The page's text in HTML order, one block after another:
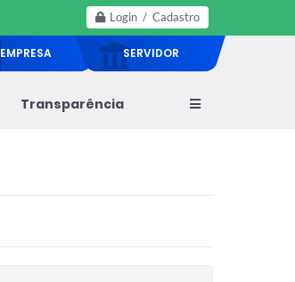
Login / Cadastro
EMPRESA SERVIDOR
Transparência